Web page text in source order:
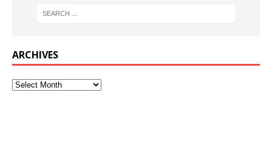
ARCHIVES